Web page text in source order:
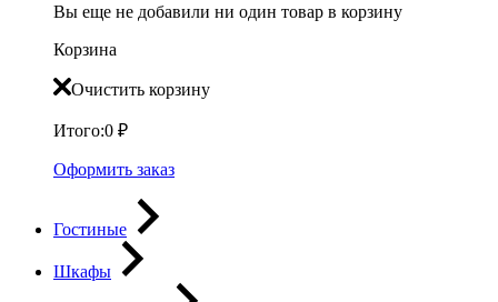
Вы еще не добавили ни один товар в корзину
Корзина
Очистить корзину
Итого:0 ₽
Оформить заказ
Гостиные
Шкафы